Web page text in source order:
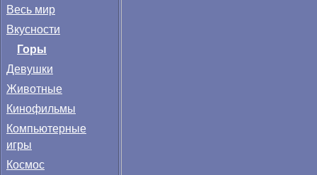
Весь мир
Вкусности
Горы
Девушки
Животные
Кинофильмы
Компьютерные
игры
Космос